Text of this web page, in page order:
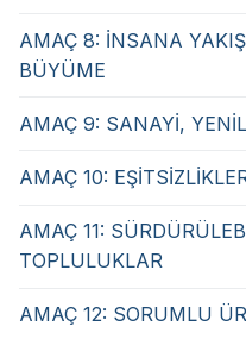
AMAÇ 8: İNSANA
BÜYÜME
AMAÇ 9: SANAYİ,
AMAÇ 10:
AMAÇ 11:
TOPLULUKLAR
AMAÇ 12: SORUMLU